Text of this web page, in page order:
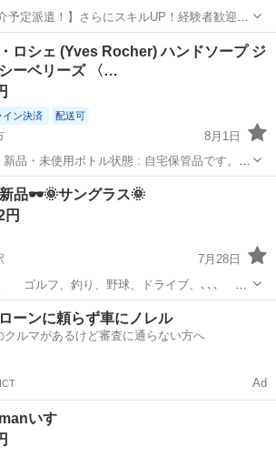
予定派遣！】さらにスキルUP！経験者歓迎♪
お米を機械へ投入します。 機械から出たきた
す。 【...
比野駅
ロシェ (Yves Rocher) ハンドソープ ジ
ーベリーズ 〈…
イン決済 配送可
8月1日
ボトル状態 : 自宅保管品です。目
んが、店頭購入・自宅保管による細かな擦れ
庭用品
品🕶️🌞サングラス🌞
円
7月28日
。 ゴルフ、釣り、野球、ドライブ、､､､
ングラスです。 度入りも可能ですよ 四種の
た方よろしくお願い
駅 その他 新品
ーンに頼らず車にノレル
クルマがあるけど審査に通らない方へ
Ad
いす